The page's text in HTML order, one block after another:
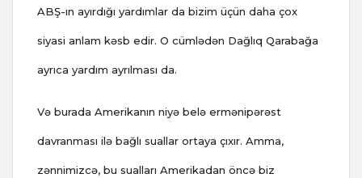
ABŞ-ın ayırdığı yardımlar da bizim üçün daha çox
siyasi anlam kəsb edir. O cümlədən Dağlıq Qarabağa
ayrıca yardım ayrılması da.
Və burada Amerikanın niyə belə ermənipərəst
davranması ilə bağlı suallar ortaya çıxır. Amma,
zənnimizcə, bu sualları Amerikadan öncə biz